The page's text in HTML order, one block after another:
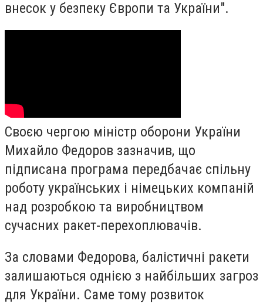
внесок у безпеку Європи та України".
Своєю чергою міністр оборони України
Михайло Федоров зазначив, що
підписана програма передбачає спільну
роботу українських і німецьких компаній
над розробкою та виробництвом
сучасних ракет-перехоплювачів.
За словами Федорова, балістичні ракети
залишаються однією з найбільших загроз
для України. Саме тому розвиток